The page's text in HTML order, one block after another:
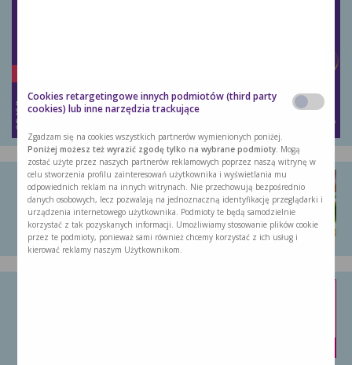
Naleśniki wytrawne ze szpinakiem
Jest to propozycja dla osób, które …
Cookies retargetingowe innych podmiotów (third party
cookies) lub inne narzędzia trackujące
Zgadzam się na cookies wszystkich partnerów wymienionych poniżej.
Poniżej możesz też wyrazić zgodę tylko na wybrane podmioty. Mogą
zostać użyte przez naszych partnerów reklamowych poprzez naszą witrynę w
celu stworzenia profilu zainteresowań użytkownika i wyświetlania mu
odpowiednich reklam na innych witrynach. Nie przechowują bezpośrednio
danych osobowych, lecz pozwalają na jednoznaczną identyfikację przeglądarki i
urządzenia internetowego użytkownika. Podmioty te będą samodzielnie
korzystać z tak pozyskanych informacji. Umożliwiamy stosowanie plików cookie
przez te podmioty, ponieważ sami również chcemy korzystać z ich usług i
kierować reklamy naszym Użytkownikom.